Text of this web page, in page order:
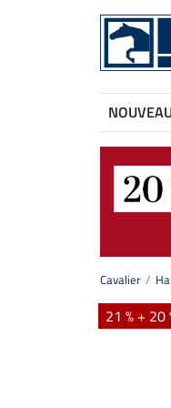
Cavalier
21 % + 20